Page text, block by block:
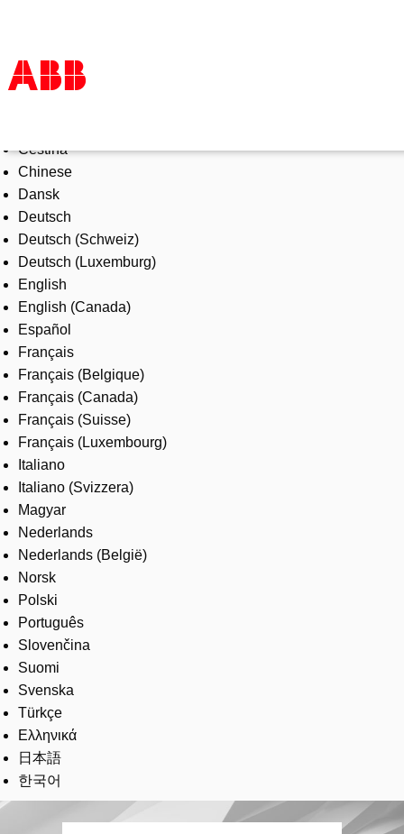
Products & Solutions
Industries
Services
About us
Where to buy
Contact us
Careers
Čeština
Chinese
Dansk
Deutsch
Deutsch (Schweiz)
Deutsch (Luxemburg)
English
English (Canada)
Español
Français
Français (Belgique)
Français (Canada)
Français (Suisse)
Français (Luxembourg)
Italiano
Italiano (Svizzera)
Magyar
Nederlands
Nederlands (België)
Norsk
Polski
Português
Slovenčina
Suomi
Svenska
Türkçe
Ελληνικά
日本語
한국어